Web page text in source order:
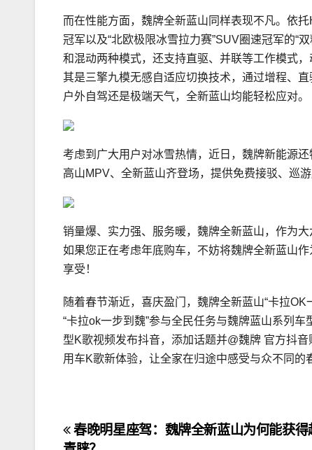
而在性能方面，魏牌全新蓝山同样表现不凡。依
冠军以及“北欧极限冰雪拉力赛”SUV圈速冠军的“
和混动两种模式，还支持直驱、并联等工作模式
其是三擎九模无感自适应切换技术，通过增程、
户外自驾还是极端天气，全新蓝山均能轻松应对。
考虑到广大用户对冰雪热情，近日，魏牌新能源
高山MPV、全新蓝山齐登场，提供免费接驳、巡
销量爆、实力强、服务暖，魏牌全新蓝山，作为
如果您正在考虑年底购车，不妨将魏牌全新蓝山
享受！
随着春节渐近，喜庆盈门，魏牌全新蓝山“卡拉
“卡拉ok一步到魏”参与全民任务与魏牌蓝山系列
型K歌视频发布抖音，添加话题并@魏牌 官方抖
用车K歌新体验，让全家在归途中感受与众不同的
文
春晚明星座驾：魏牌全新蓝山为何能获得